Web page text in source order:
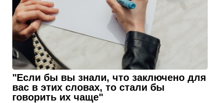
"Если бы вы знали, что заключено для
вас в этих словах, то стали бы
говорить их чаще"